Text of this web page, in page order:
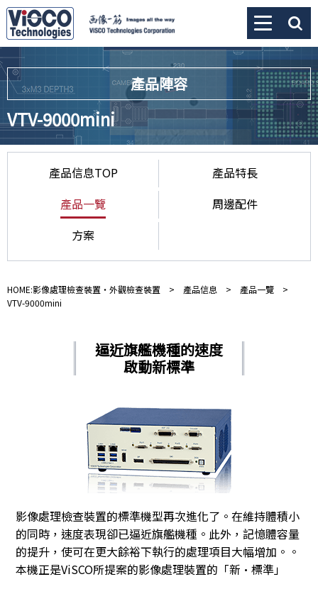
產品陣容
VTV-9000mini
產品信息TOP
產品特長
產品一覽
周邊配件
方案
HOME:影像處理檢查裝置・外觀檢查裝置 > 產品信息 > 產品一覽 >
VTV-9000mini
逼近旗艦機種的速度
啟動新標準
影像處理檢查裝置的標準機型再次進化了。在維持體積小
的同時，速度表現卻已逼近旗艦機種。此外，記憶體容量
的提升，使可在更大餘裕下執行的處理項目大幅增加。。
本機正是ViSCO所提案的影像處理裝置的「新•標準」